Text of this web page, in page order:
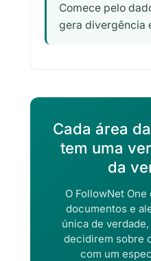
Comece pelo
gera divergência
Cada área
tem uma
da
O FollowNet
documentos e
única de
decidirem sobre
com um